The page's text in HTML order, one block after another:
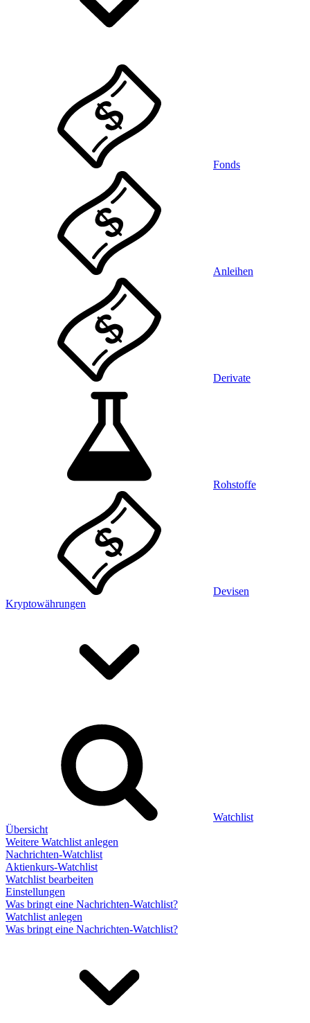
Fonds
Anleihen
Derivate
Rohstoffe
Devisen
Kryptowährungen
Watchlist
Übersicht
Weitere Watchlist anlegen
Nachrichten-Watchlist
Aktienkurs-Watchlist
Watchlist bearbeiten
Einstellungen
Was bringt eine Nachrichten-Watchlist?
Watchlist anlegen
Was bringt eine Nachrichten-Watchlist?